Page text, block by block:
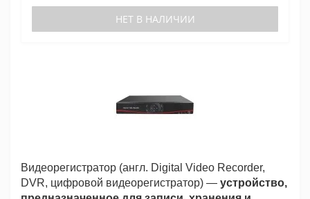
НЕТ В НАЛИЧИИ
Видеорегистратор (англ. Digital Video Recorder,
DVR, цифровой видеорегистратор) — устройство,